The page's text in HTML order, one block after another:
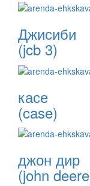
Джисиби
(jcb 3)
касе
(case)
джон дир
(john